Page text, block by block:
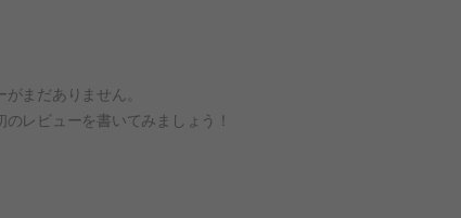
がまだありません。
レビューを書いてみましょう！